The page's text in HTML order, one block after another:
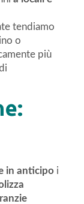
tendiamo
o
più
in anticipo i